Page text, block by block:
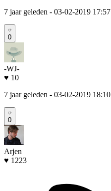
7 jaar geleden - 03-02-2019 17:57
0
-WJ-
♥ 10
7 jaar geleden - 03-02-2019 18:10
0
Arjen
♥ 1223